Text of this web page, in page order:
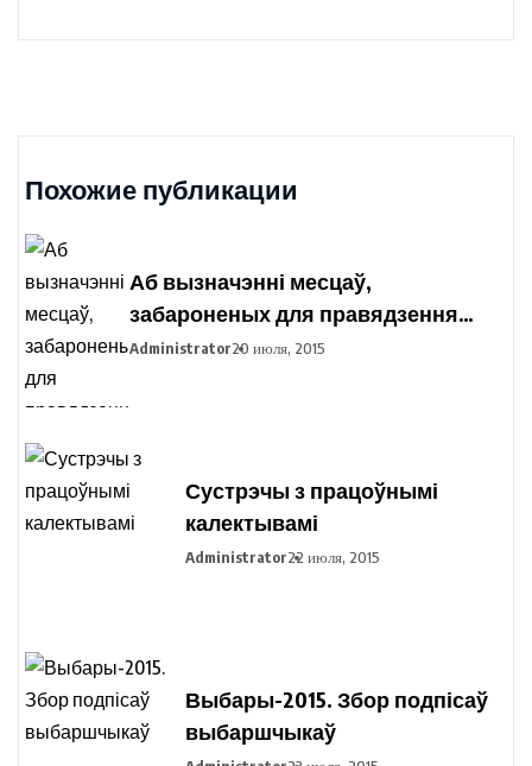
Похожие публикации
Аб вызначэнні месцаў,
забароненых для правядзення
пікетавання з мэтай збору подпісаў
Administrator20 июля, 2015
Сустрэчы з працоўнымі
калектывамі
Administrator22 июля, 2015
Выбары-2015. Збор подпісаў
выбаршчыкаў